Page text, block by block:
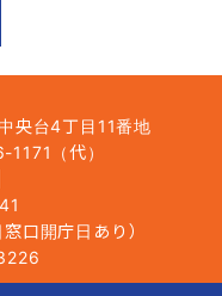
央台4丁目11番地
（代）
口開庁日あり）